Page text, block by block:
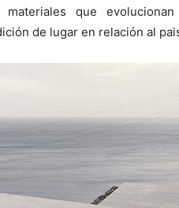
que
de lugar en relación al